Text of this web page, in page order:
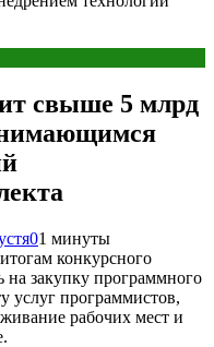
свыше 5 млрд
01 минуты
конкурсного
закупку программного
услуг программистов,
рабочих мест и